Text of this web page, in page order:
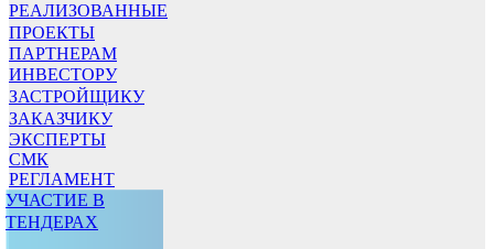
РЕАЛИЗОВАННЫЕ
ПРОЕКТЫ
ПАРТНЕРАМ
ИНВЕСТОРУ
ЗАСТРОЙЩИКУ
ЗАКАЗЧИКУ
ЭКСПЕРТЫ
СМК
РЕГЛАМЕНТ
УЧАСТИЕ В
ТЕНДЕРАХ